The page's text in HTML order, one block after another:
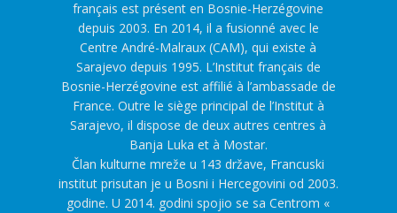
français est présent en Bosnie-Herzégovine
depuis 2003. En 2014, il a fusionné avec le
Centre André-Malraux (CAM), qui existe à
Sarajevo depuis 1995. L’Institut français de
Bosnie-Herzégovine est affilié à l’ambassade de
France. Outre le siège principal de l’Institut à
Sarajevo, il dispose de deux autres centres à
Banja Luka et à Mostar.
Član kulturne mreže u 143 države, Francuski
institut prisutan je u Bosni i Hercegovini od 2003.
godine. U 2014. godini spojio se sa Centrom «